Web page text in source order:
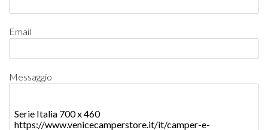
Email
Messaggio